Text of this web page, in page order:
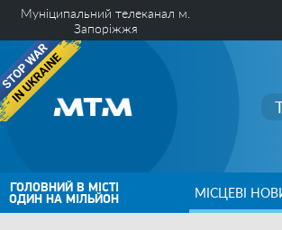
Муніципальний телеканал м.
Запоріжжя
ГОЛОВНИЙ В МІСТІ
ОДИН НА МІЛЬЙОН МІСЦЕВІ